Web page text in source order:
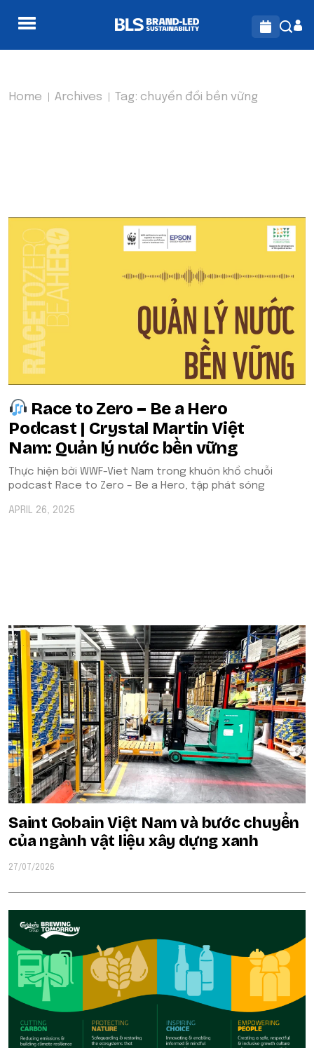
Home Archives Tag: chuyển đổi bền vững
Race to Zero – Be a Hero
Podcast | Crystal Martin Việt
Nam: Quản lý nước bền vững
Thực hiện bởi WWF-Viet Nam trong khuôn khổ chuỗi
podcast Race to Zero – Be a Hero, tập phát sóng
APRIL 26, 2025
Saint Gobain Việt Nam và bước chuyển
của ngành vật liệu xây dựng xanh
27/07/2026